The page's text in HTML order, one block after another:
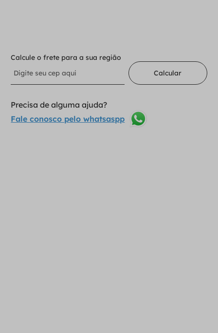
Calcule o frete para a sua região
Calcular
Precisa de alguma ajuda?
Fale conosco pelo whatsaspp